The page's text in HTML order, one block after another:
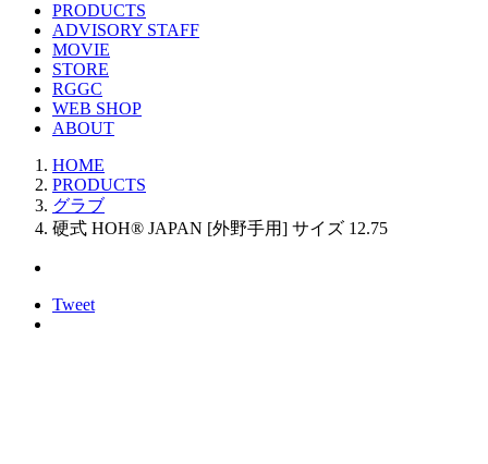
PRODUCTS
ADVISORY STAFF
MOVIE
STORE
RGGC
WEB SHOP
ABOUT
HOME
PRODUCTS
グラブ
硬式 HOH® JAPAN [外野手用] サイズ 12.75
Tweet